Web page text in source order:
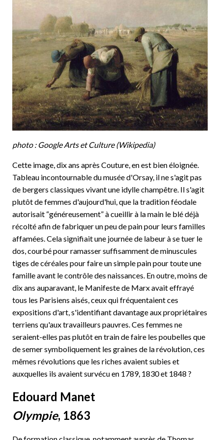
photo : Google Arts et Culture (Wikipedia)
Cette image, dix ans après Couture, en est bien éloignée.
Tableau incontournable du musée d'Orsay, il ne s'agit pas
de bergers classiques vivant une idylle champêtre. Il s'agit
plutôt de femmes d'aujourd'hui, que la tradition féodale
autorisait “généreusement” à cueillir à la main le blé déjà
récolté afin de fabriquer un peu de pain pour leurs familles
affamées. Cela signifiait une journée de labeur à se tuer le
dos, courbé pour ramasser suffisamment de minuscules
tiges de céréales pour faire un simple pain pour toute une
famille avant le contrôle des naissances. En outre, moins de
dix ans auparavant, le Manifeste de Marx avait effrayé
tous les Parisiens aisés, ceux qui fréquentaient ces
expositions d'art, s'identifiant davantage aux propriétaires
terriens qu'aux travailleurs pauvres. Ces femmes ne
seraient-elles pas plutôt en train de faire les poubelles que
de semer symboliquement les graines de la révolution, ces
mêmes révolutions que les riches avaient subies et
auxquelles ils avaient survécu en 1789, 1830 et 1848 ?
Edouard Manet
Olympie, 1863